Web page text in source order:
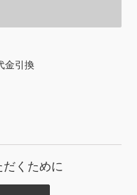
金引換
くために